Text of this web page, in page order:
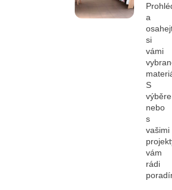
a
si
vámi
S
nebo
s
vašimi
vám
rádi